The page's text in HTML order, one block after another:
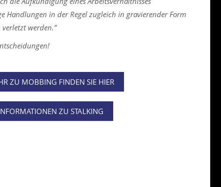
Handlungen in der Regel zugleich in gravierender Form
werden."
ZU MOBBING FINDEN SIE HIER
ZU STALKING